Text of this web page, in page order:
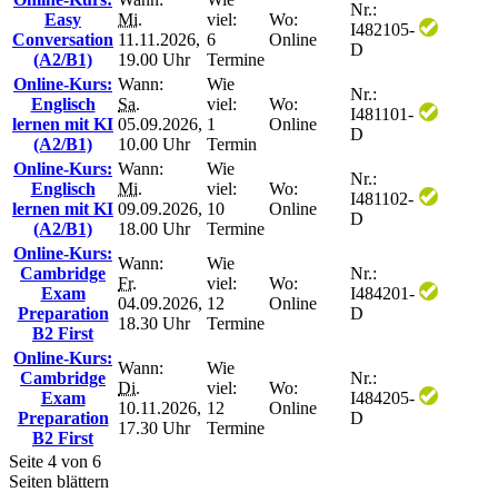
Easy
Conversation
(A2/B1)
Mi.
11.11.2026,
19.00 Uhr
viel:
6
Termine
Wo:
Online
Nr.:
I482105-
D
Online-Kurs:
Englisch
lernen mit KI
(A2/B1)
Wann:
Sa.
05.09.2026,
10.00 Uhr
Wie
viel:
1
Termin
Wo:
Online
Nr.:
I481101-
D
Online-Kurs:
Englisch
lernen mit KI
(A2/B1)
Wann:
Mi.
09.09.2026,
18.00 Uhr
Wie
viel:
10
Termine
Wo:
Online
Nr.:
I481102-
D
Online-Kurs:
Cambridge
Exam
Preparation
B2 First
Wann:
Fr.
04.09.2026,
18.30 Uhr
Wie
viel:
12
Termine
Wo:
Online
Nr.:
I484201-
D
Online-Kurs:
Cambridge
Exam
Preparation
B2 First
Wann:
Di.
10.11.2026,
17.30 Uhr
Wie
viel:
12
Termine
Wo:
Online
Nr.:
I484205-
D
Seite 4 von 6
Seiten blättern